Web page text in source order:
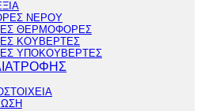
ΝΕΡΟΥ
ΘΕΡΜΟΦΟΡΕΣ
ΚΟΥΒΕΡΤΕΣ
ΥΠΟΚΟΥΒΕΡΤΕΣ